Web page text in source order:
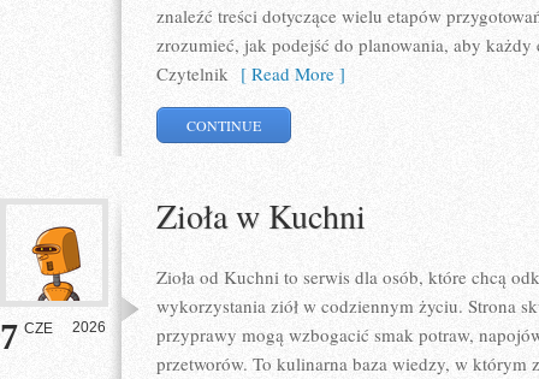
znaleźć treści dotyczące wielu etapów
zrozumieć, jak podejść do planowania, aby każdy
Czytelnik [ Read More ]
CONTINUE
7 CZE 2026
Zioła w Kuchni
Zioła od Kuchni to serwis dla osób, które chcą
wykorzystania ziół w codziennym życiu. Strona
przyprawy mogą wzbogacić smak potraw,
przetworów. To kulinarna baza wiedzy, w którym